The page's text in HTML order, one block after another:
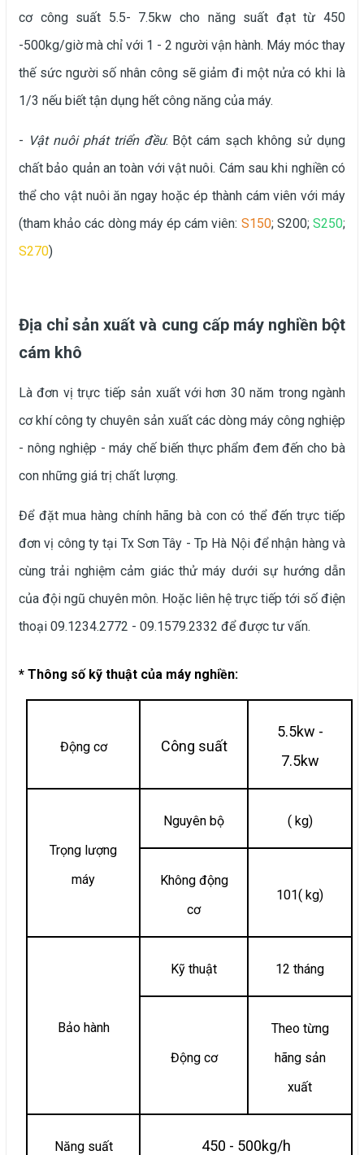
cơ công suất 5.5- 7.5kw cho năng suất đạt từ 450
-500kg/giờ mà chỉ với 1 - 2 người vận hành. Máy móc thay
thế sức người số nhân công sẽ giảm đi một nửa có khi là
1/3 nếu biết tận dụng hết công năng của máy.
- Vật nuôi phát triển đều: Bột cám sạch không sử dụng
chất bảo quản an toàn với vật nuôi. Cám sau khi nghiền có
thể cho vật nuôi ăn ngay hoặc ép thành cám viên với máy
(tham khảo các dòng máy ép cám viên: S150; S200;S250;
S270)
Địa chỉ sản xuất và cung cấp máy nghiền bột
cám khô
Là đơn vị trực tiếp sản xuất với hơn 30 năm trong ngành
cơ khí công ty chuyên sản xuất các dòng máy công nghiệp
- nông nghiệp - máy chế biến thực phẩm đem đến cho bà
con những giá trị chất lượng.
Để đặt mua hàng chính hãng bà con có thể đến trực tiếp
đơn vị công ty tại Tx Sơn Tây - Tp Hà Nội để nhận hàng và
cùng trải nghiệm cảm giác thử máy dưới sự hướng dẫn
của đội ngũ chuyên môn. Hoặc liên hệ trực tiếp tới số điện
thoại 09.1234.2772 - 09.1579.2332 để được tư vấn.
* Thông số kỹ thuật của máy nghiền:
Động cơ Công suất
5.5kw -
7.5kw
Trọng lượng
máy
Nguyên bộ ( kg)
Không động
cơ
101( kg)
Bảo hành
Kỹ thuật 12 tháng
Động cơ
Theo từng
hãng sản
xuất
Năng suất 450 - 500kg/h